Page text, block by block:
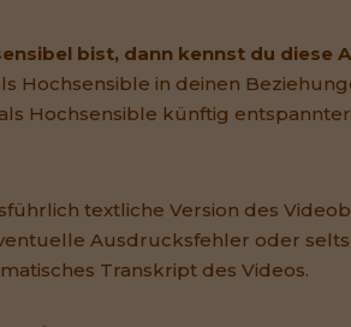
bist, dann kennst du diese
Hochsensible in deinen
Hochsensible künftig
textliche Version des
Ausdrucksfehler oder
Transkript des Videos.